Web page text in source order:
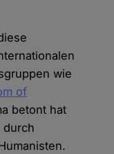
wie
of
betont hat
durch